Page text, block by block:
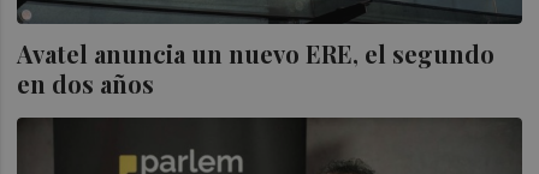
Avatel anuncia un nuevo ERE, el segundo
en dos años